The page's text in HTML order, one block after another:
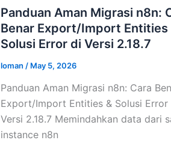
Panduan Aman Migrasi n8n:
Benar Export/Import Entities
Solusi Error di Versi 2.18.7
loman / May 5, 2026
Panduan Aman Migrasi n8n: Cara
Export/Import Entities & Solusi Error
Versi 2.18.7 Memindahkan data dari
instance n8n